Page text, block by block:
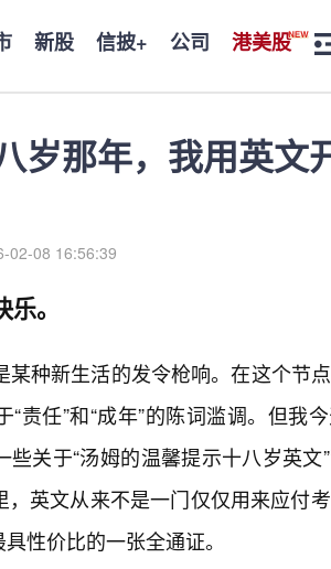
新股 信披+ 公司 港美股
岁那年，我用英文
02-08 16:56:39
。
种新生活的发令枪响。在这个节
责任”和“成年”的陈词滥调。但我
关于“汤姆的温馨提示十八岁英文
英文从来不是一门仅仅用来应付
性价比的一张全通证。